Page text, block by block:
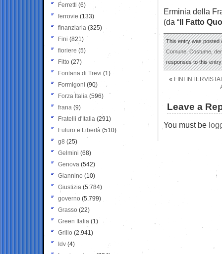
Erminia della
(da “Il Fatto
This entry was posted
Comune,Costume,
responses to this
« FINI
Leave a
You must be
Ferretti (6)
ferrovie (133)
finanziaria (325)
Fini (821)
fioriere (5)
Fitto (27)
Fontana di Trevi (1)
Formigoni (90)
Forza Italia (596)
frana (9)
Fratelli d'Italia (291)
Futuro e Libertà (510)
g8 (25)
Gelmini (68)
Genova (542)
Giannino (10)
Giustizia (5.784)
governo (5.799)
Grasso (22)
Green Italia (1)
Grillo (2.941)
Idv (4)